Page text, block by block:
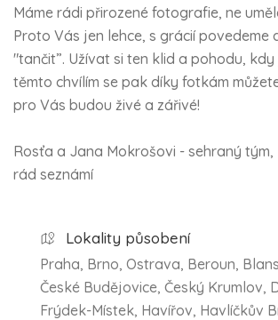
Máme rádi přirozené fotografie, ne
Proto Vás jen lehce, s grácií povedeme
"tančit”. Užívat si ten klid a pohodu,
těmto chvílím se pak díky fotkám
pro Vás budou živé a zářivé!
Rosťa a Jana Mokrošovi - sehraný tým,
rád seznámí
Lokality působení
Praha, Brno, Ostrava, Beroun,
České Budějovice, Český Krumlov,
Frýdek-Místek, Havířov, Havlíčkův